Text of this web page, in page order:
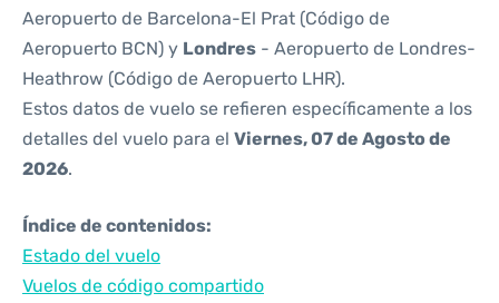
Aeropuerto de Barcelona-El Prat (Código de
Aeropuerto BCN) y Londres - Aeropuerto de Londres-
Heathrow (Código de Aeropuerto LHR).
Estos datos de vuelo se refieren específicamente a los
detalles del vuelo para el Viernes, 07 de Agosto de
2026.
Índice de contenidos:
Estado del vuelo
Vuelos de código compartido